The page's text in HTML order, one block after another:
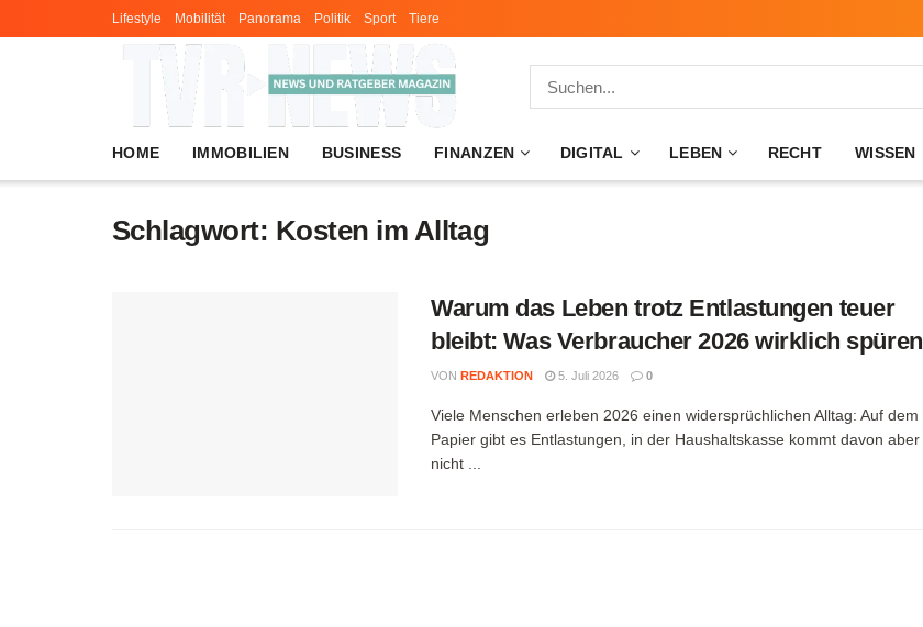
Lifestyle Mobilität Panorama Politik Sport Tiere
HOME IMMOBILIEN BUSINESS FINANZEN DIGITAL LEBEN RECHT WISSEN
Schlagwort: Kosten im Alltag
Warum das Leben trotz Entlastungen teuer
bleibt: Was Verbraucher 2026 wirklich spüren
VON REDAKTION 5. Juli 2026 0
Viele Menschen erleben 2026 einen widersprüchlichen Alltag: Auf dem
Papier gibt es Entlastungen, in der Haushaltskasse kommt davon aber
nicht ...